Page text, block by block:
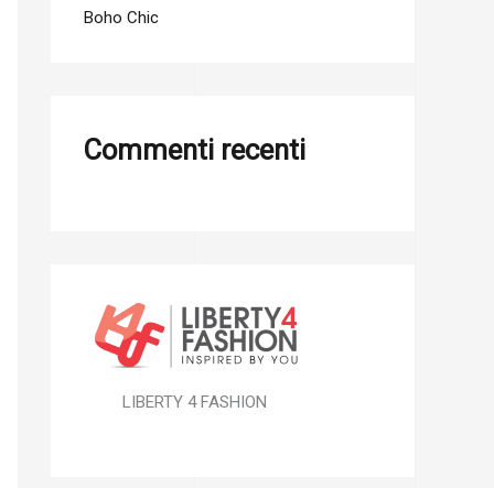
Boho Chic
Commenti recenti
LIBERTY 4 FASHION